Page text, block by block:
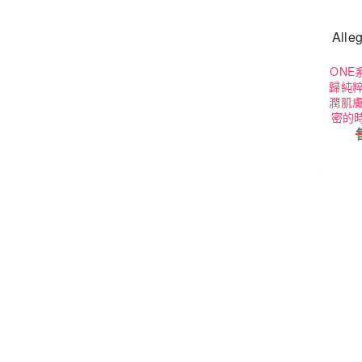
ONE
歸純
潤肌
密的